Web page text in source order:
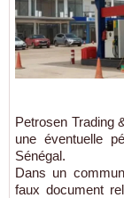
Petrosen Trading
une éventuelle
Sénégal.
Dans un
faux document